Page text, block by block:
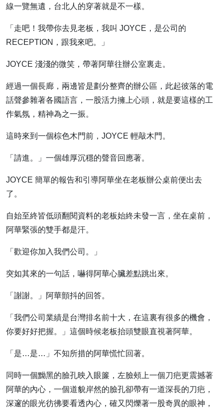
線一覽無遺，台北人的穿著就是不一樣。
「走吧！我帶你去見老板，我叫 JOYCE，是公司的
RECEPTION，跟我來吧。」
JOYCE 淺淺的微笑，帶著阿華往辦公室裏走。
經過一個長廊，兩邊皆是劃分整齊的辦公區，此起彼落的電
話聲參雜著各國語言，一股活力擁上心頭，就是要這樣的工
作氣氛，精神為之一振。
這時來到一個棕色木門前，JOYCE 輕敲木門。
「請進。」一個雄厚沉穩的聲音回應著。
JOYCE 簡單的報告和引導阿華坐在老板辦公桌前便出去
了。
自始至終皆低頭翻閱資料的老板始終未發一言，坐在桌前，
阿華緊張的雙手都是汗。
「歡迎你加入我們公司。」
突如其來的一句話，嚇得阿華心臟差點跳出來。
「謝謝。」阿華顫抖的回答。
「我們公司業績是台灣排名前十大，在這裏有很多的機會，
你要好好把握。」這個時候老板抬頭雙眼直視著阿華。
「是…是…」不知所措的阿華慌忙回著。
同時一個黝黑的臉孔映入眼簾，左臉頰上一個刀疤更震撼著
阿華的內心，一個道貌岸然的臉孔卻帶有一道深長的刀疤，
深邃的眼光彷彿要看透內心，確又閃爍著一股奇異的眼神，